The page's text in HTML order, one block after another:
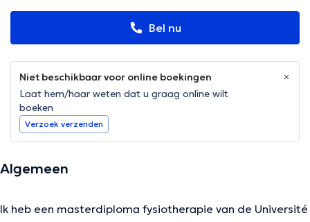
Bel nu
Niet beschikbaar voor online boekingen
Laat hem/haar weten dat u graag online wilt
boeken
Verzoek verzenden
Algemeen
Ik heb een masterdiploma fysiotherapie van de Université